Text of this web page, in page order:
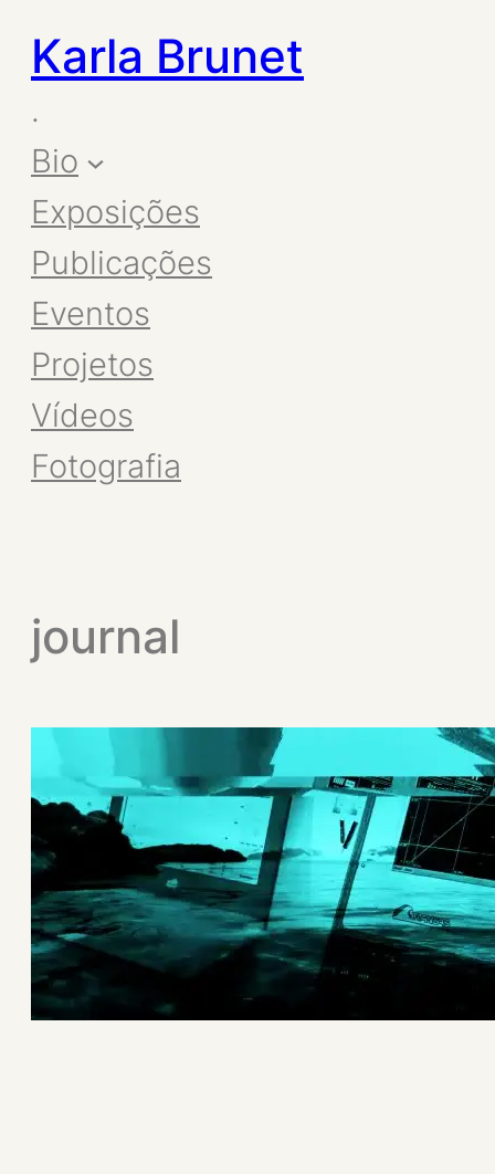
Karla Brunet
.
Bio
Exposições
Publicações
Eventos
Projetos
Vídeos
Fotografia
journal